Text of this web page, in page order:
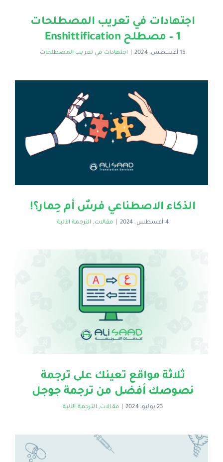
اجتهادات في تعريب المصطلحات
1 – مصطلح Enshittification
15 أغسطس، 2024 اجتهادات في تعريب المصطلحات
الذكاء الاصطناعي فرسٌ أم حِمار؟!
4 أغسطس، 2024 مقالات, الترجمة الآلية
ثلاثة مواقع تعينك على ترجمة
نصوصك أفضل من ترجمة جوجل
23 يوليو، 2024 مقالات, الترجمة الآلية